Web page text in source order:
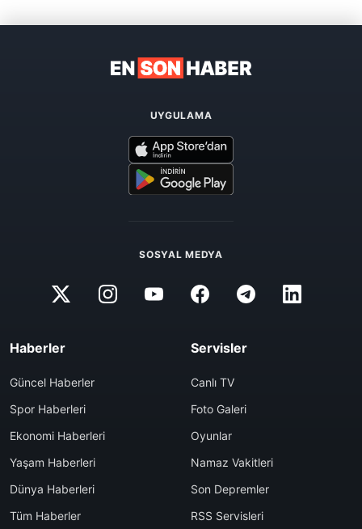
UYGULAMA
SOSYAL MEDYA
Haberler
Güncel Haberler
Spor Haberleri
Ekonomi Haberleri
Yaşam Haberleri
Dünya Haberleri
Tüm Haberler
Servisler
Canlı TV
Foto Galeri
Oyunlar
Namaz Vakitleri
Son Depremler
RSS Servisleri